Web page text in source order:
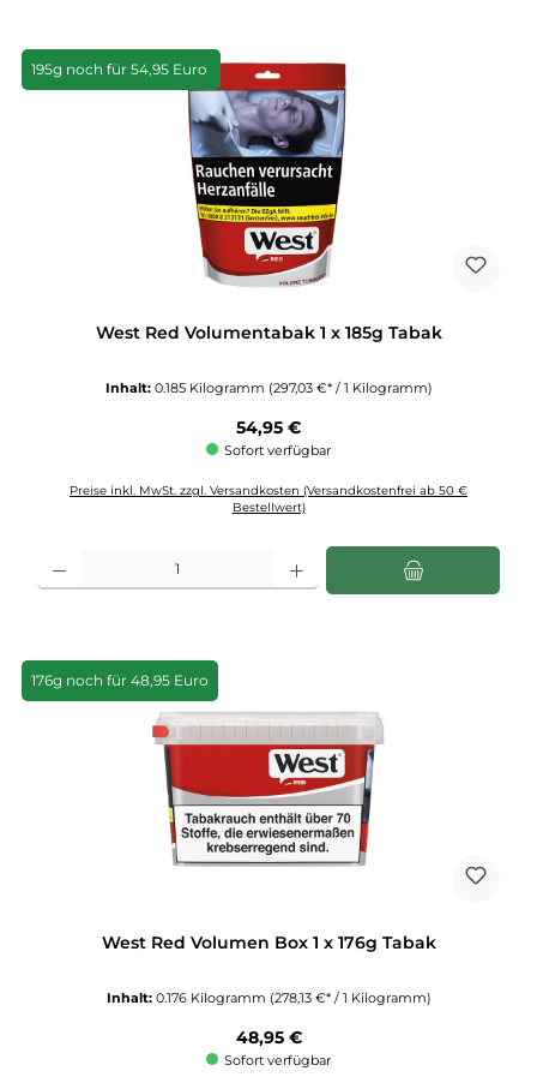
195g noch für 54,95 Euro
West Red Volumentabak 1 x 185g Tabak
Inhalt: 0.185 Kilogramm (297,03 €* / 1 Kilogramm)
Regulärer Preis:
54,95 €
Sofort verfügbar
Preise inkl. MwSt. zzgl. Versandkosten (Versandkostenfrei ab 50 €
Bestellwert)
Produkt Anzahl: Gib den gewünschten Wert ein oder benutze die Schaltflächen
176g noch für 48,95 Euro
West Red Volumen Box 1 x 176g Tabak
Inhalt: 0.176 Kilogramm (278,13 €* / 1 Kilogramm)
Regulärer Preis:
48,95 €
Sofort verfügbar